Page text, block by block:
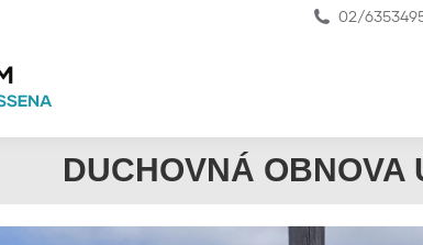
02/
DUCHOVNÁ OBNOVA